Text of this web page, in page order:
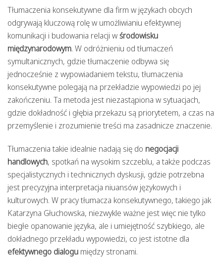
Tłumaczenia konsekutywne dla firm w językach obcych
odgrywają kluczową rolę w umożliwianiu efektywnej
komunikacji i budowania relacji wśrodowisku
międzynarodowym. W odróżnieniu od tłumaczeń
symultanicznych, gdzie tłumaczenie odbywa się
jednocześnie z wypowiadaniem tekstu, tłumaczenia
konsekutywne polegają na przekładzie wypowiedzi po jej
zakończeniu. Ta metoda jest niezastąpiona w sytuacjach,
gdzie dokładność i głębia przekazu są priorytetem, a czas na
przemyślenie i zrozumienie treści ma zasadnicze znaczenie.
Tłumaczenia takie idealnie nadają się do negocjacji
handlowych, spotkań na wysokim szczeblu, a także podczas
specjalistycznych i technicznych dyskusji, gdzie potrzebna
jest precyzyjna interpretacja niuansów językowych i
kulturowych. W pracy tłumacza konsekutywnego, takiego jak
Katarzyna Głuchowska, niezwykle ważne jest więc nie tylko
biegłe opanowanie języka, ale i umiejętność szybkiego, ale
dokładnego przekładu wypowiedzi, co jest istotne dla
efektywnego dialogu między stronami.